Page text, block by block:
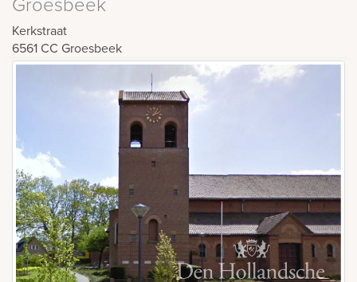
Kerkstraat
6561 CC Groesbeek